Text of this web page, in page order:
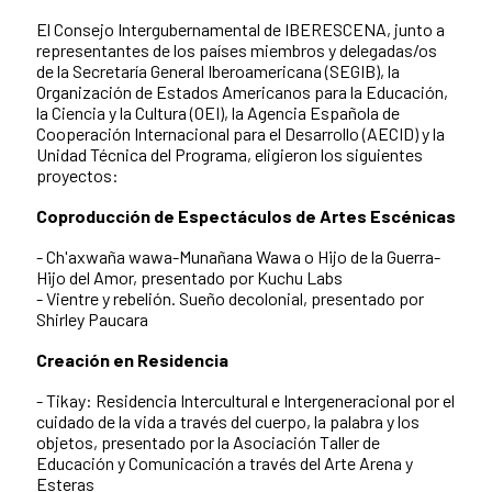
El Consejo Intergubernamental de IBERESCENA, junto a
representantes de los países miembros y delegadas/os
de la Secretaría General Iberoamericana (SEGIB), la
Organización de Estados Americanos para la Educación,
la Ciencia y la Cultura (OEI), la Agencia Española de
Cooperación Internacional para el Desarrollo (AECID) y la
Unidad Técnica del Programa, eligieron los siguientes
proyectos:
Coproducción de Espectáculos de Artes Escénicas
- Ch'axwaña wawa-Munañana Wawa o Hijo de la Guerra-
Hijo del Amor, presentado por Kuchu Labs
- Vientre y rebelión. Sueño decolonial, presentado por
Shirley Paucara
Creación en Residencia
- Tikay: Residencia Intercultural e Intergeneracional por el
cuidado de la vida a través del cuerpo, la palabra y los
objetos, presentado por la Asociación Taller de
Educación y Comunicación a través del Arte Arena y
Esteras